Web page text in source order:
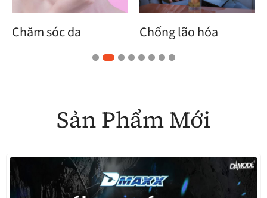
Chống lão hóa Sức khỏe sinh lực
Sản Phẩm Mới